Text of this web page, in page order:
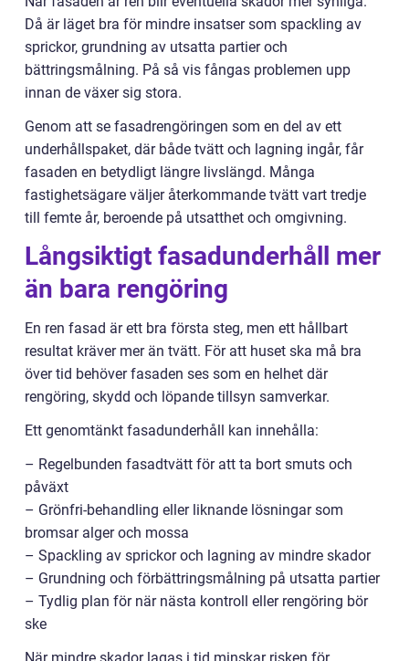
Då är läget bra för mindre insatser som spackling av
sprickor, grundning av utsatta partier och
bättringsmålning. På så vis fångas problemen upp
innan de växer sig stora.
Genom att se fasadrengöringen som en del av ett
underhållspaket, där både tvätt och lagning ingår, får
fasaden en betydligt längre livslängd. Många
fastighetsägare väljer återkommande tvätt vart tredje
till femte år, beroende på utsatthet och omgivning.
Långsiktigt fasadunderhåll mer
än bara rengöring
En ren fasad är ett bra första steg, men ett hållbart
resultat kräver mer än tvätt. För att huset ska må bra
över tid behöver fasaden ses som en helhet där
rengöring, skydd och löpande tillsyn samverkar.
Ett genomtänkt fasadunderhåll kan innehålla:
– Regelbunden fasadtvätt för att ta bort smuts och
påväxt
– Grönfri-behandling eller liknande lösningar som
bromsar alger och mossa
– Spackling av sprickor och lagning av mindre skador
– Grundning och förbättringsmålning på utsatta partier
– Tydlig plan för när nästa kontroll eller rengöring bör
ske